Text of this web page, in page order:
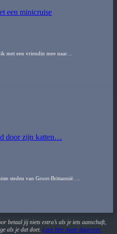
een minicruise
met een vriendin mee naar…
door zijn katten…
steden van Groot-Brittannië….
betaal jij niets extra’s als je iets aanschaft,
als je dat doet. Lees hier meer daarover.